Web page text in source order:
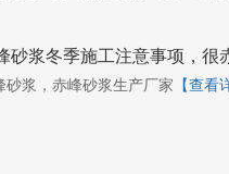
砂浆冬季施工注意事项，很
砂浆，赤峰砂浆生产厂家 【查看